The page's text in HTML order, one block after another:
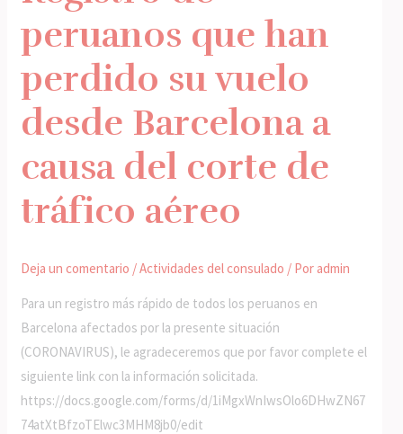
peruanos que han
perdido su vuelo
desde Barcelona a
causa del corte de
tráfico aéreo
Deja un comentario /Actividades del consulado / Por admin
Para un registro más rápido de todos los peruanos en
Barcelona afectados por la presente situación
(CORONAVIRUS), le agradeceremos que por favor complete el
siguiente link con la información solicitada. ​
https://docs.google.com/forms/d/1iMgxWnIwsOlo6DHwZN67
74atXtBfzoTElwc3MHM8jb0/edit
de
peruanos
que
han
perdido
su
desde
Barcelona
a
del
corte
de
tráfico
aéreo